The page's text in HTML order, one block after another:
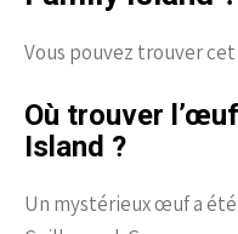
Vous pouvez trouver
Où trouver
Island ?
Un mystérieux œuf a